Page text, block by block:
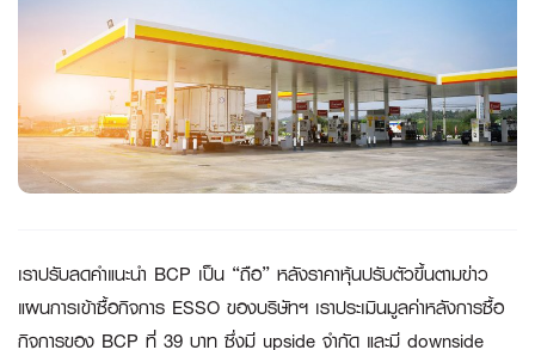
เราปรับลดคำแนะนำ BCP เป็น “ถือ” หลังราคาหุ้นปรับตัวขึ้นตามข่าว
แผนการเข้าซื้อกิจการ ESSO ของบริษัทฯ เราประเมินมูลค่าหลังการซื้อ
กิจการของ BCP ที่ 39 บาท ซึ่งมี upside จำกัด และมี downside